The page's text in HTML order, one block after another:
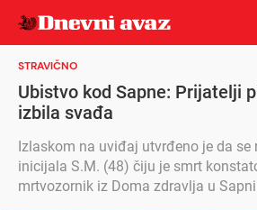
STRAVIČNO
Ubistvo kod Sapne: Prijatelji
izbila svađa
Izlaskom na uviđaj utvrđeno je da se
inicijala S.M. (48) čiju je smrt
mrtvozornik iz Doma zdravlja u Sapni